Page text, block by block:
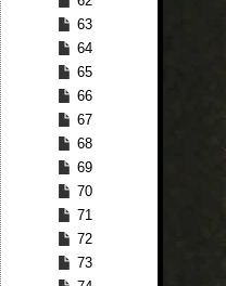
63
64
65
66
67
68
69
70
71
72
73